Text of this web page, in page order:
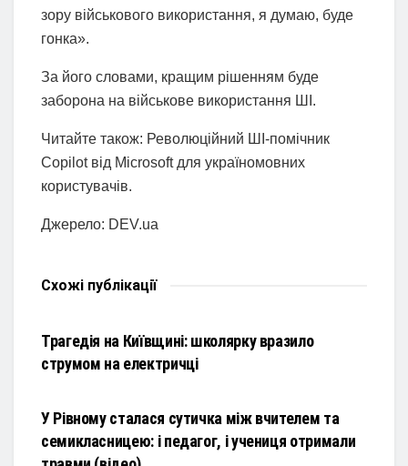
зору військового використання, я думаю, буде
гонка».
За його словами, кращим рішенням буде
заборона на військове використання ШІ.
Читайте також: Революційний ШІ-помічник
Copilot від Microsoft для україномовних
користувачів.
Джерело: DEV.ua
Схожі публікації
Трагедія на Київщині: школярку вразило
струмом на електричці
У Рівному сталася сутичка між вчителем та
семикласницею: і педагог, і учениця отримали